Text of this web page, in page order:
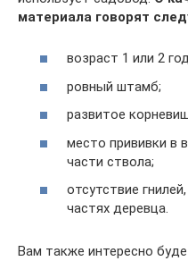
материала говорят
возраст 1 или 2
ровный штамб;
развитое
место прививки в
части ствола;
отсутствие
частях деревца.
Вам также интересно